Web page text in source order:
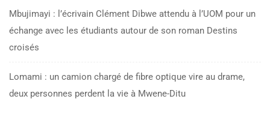
Mbujimayi : l’écrivain Clément Dibwe attendu à l’UOM pour un
échange avec les étudiants autour de son roman Destins
croisés
Lomami : un camion chargé de fibre optique vire au drame,
deux personnes perdent la vie à Mwene-Ditu